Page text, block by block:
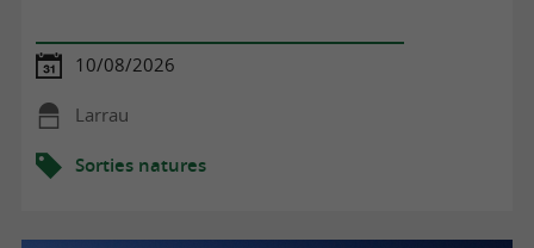
10/08/2026
Larrau
Sorties natures